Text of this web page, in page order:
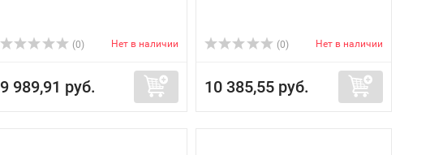
(0) Нет в наличии
9 989,91 руб.
(0) Нет в наличии
10 385,55 руб.